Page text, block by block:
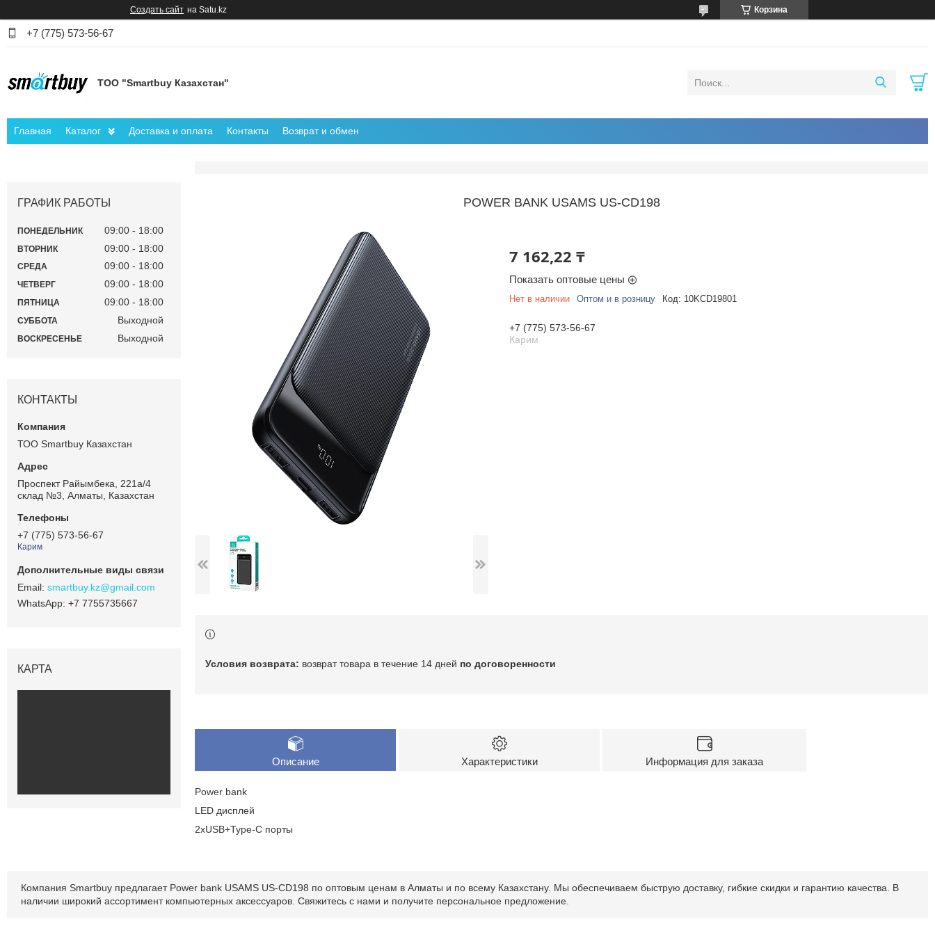
Создать сайт на Satu.kz Корзина
+7 (775) 573-56-67
ТОО "Smartbuy Казахстан"
Главная Каталог Доставка и оплата Контакты Возврат и обмен
POWER BANK USAMS US-CD198
7 162,22 ₸
Показать оптовые цены
Нет в наличии Оптом и в розницу Код: 10KCD19801
+7 (775) 573-56-67
Карим
возврат товара в течение 14 дней по договоренности
Описание Характеристики Информация для заказа
Power bank
LED дисплей
2xUSB+Type-C порты
ГРАФИК РАБОТЫ
ПОНЕДЕЛЬНИК 09:00 18:00
ВТОРНИК 09:00 18:00
СРЕДА 09:00 18:00
ЧЕТВЕРГ 09:00 18:00
ПЯТНИЦА 09:00 18:00
СУББОТА Выходной
ВОСКРЕСЕНЬЕ Выходной
КОНТАКТЫ
ТОО Smartbuy Казахстан
Проспект Райымбека, 221а/4
склад №3, Алматы, Казахстан
+7 (775) 573-56-67
Карим
smartbuy.kz@gmail.com
+7 7755735667
КАРТА
Компания Smartbuy предлагает Power bank USAMS US-CD198 по оптовым ценам в Алматы и по всему Казахстану. Мы обеспечиваем быструю доставку, гибкие скидки и гарантию качества. В
наличии широкий ассортимент компьютерных аксессуаров. Свяжитесь с нами и получите персональное предложение.